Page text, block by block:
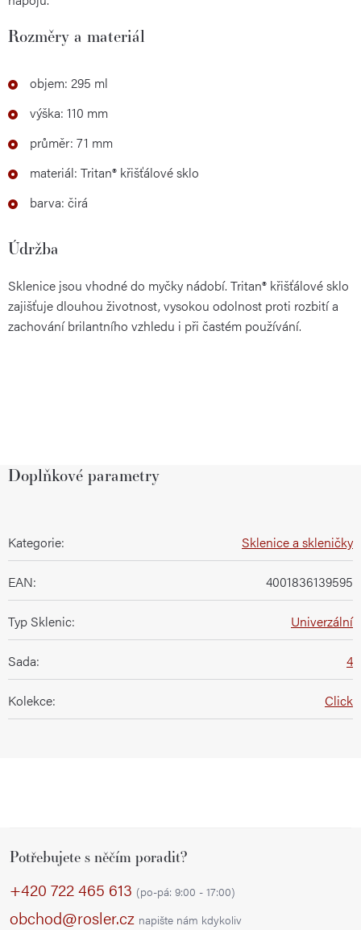
Rozměry a materiál
objem: 295 ml
výška: 110 mm
průměr: 71 mm
materiál: Tritan® křišťálové sklo
barva: čirá
Údržba
Sklenice jsou vhodné do myčky nádobí. Tritan® křišťálové sklo
zajišťuje dlouhou životnost, vysokou odolnost proti rozbití a
zachování brilantního vzhledu i při častém používání.
Doplňkové parametry
Kategorie: Sklenice a skleničky
EAN: 4001836139595
Typ Sklenic: Univerzální
Sada: 4
Kolekce: Click
Potřebujete s něčím poradit?
+420 722 465 613 (po-pá: 9:00 - 17:00)
obchod@rosler.cz napište nám kdykoliv